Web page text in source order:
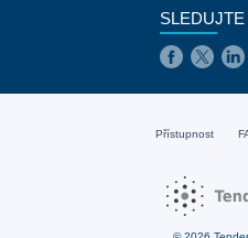
Přístupnost